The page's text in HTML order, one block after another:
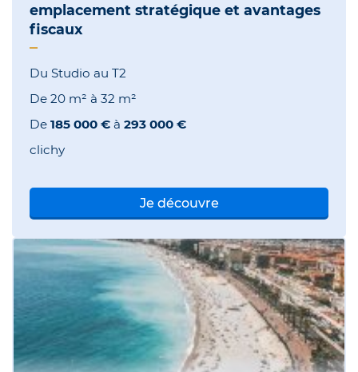
emplacement stratégique et avantages
fiscaux
Du Studio au T2
De 20 m² à 32 m²
De 185 000 € à 293 000 €
clichy
Je découvre